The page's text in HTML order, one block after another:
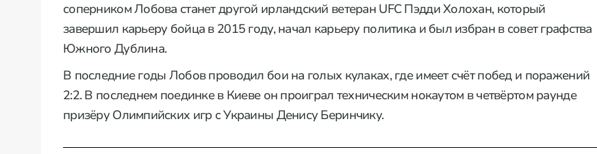
соперником Лобова станет другой ирландский ветеран UFC Пэдди Холохан, который
завершил карьеру бойца в 2015 году, начал карьеру политика и был избран в совет графства
Южного Дублина.
В последние годы Лобов проводил бои на голых кулаках, где имеет счёт побед и поражений
2:2. В последнем поединке в Киеве он проиграл техническим нокаутом в четвёртом раунде
призёру Олимпийских игр с Украины Денису Беринчику.